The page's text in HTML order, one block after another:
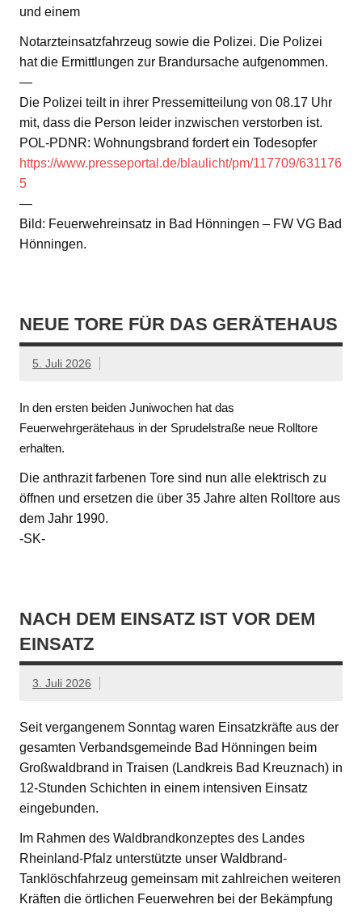
und einem
Notarzteinsatzfahrzeug sowie die Polizei. Die Polizei
hat die Ermittlungen zur Brandursache aufgenommen.
—
Die Polizei teilt in ihrer Pressemitteilung von 08.17 Uhr
mit, dass die Person leider inzwischen verstorben ist.
POL-PDNR: Wohnungsbrand fordert ein Todesopfer
https://www.presseportal.de/blaulicht/pm/117709/631176
5
—
Bild: Feuerwehreinsatz in Bad Hönningen – FW VG Bad
Hönningen.
NEUE TORE FÜR DAS GERÄTEHAUS
5. Juli 2026
In den ersten beiden Juniwochen hat das
Feuerwehrgerätehaus in der Sprudelstraße neue Rolltore
erhalten.
Die anthrazit farbenen Tore sind nun alle elektrisch zu
öffnen und ersetzen die über 35 Jahre alten Rolltore aus
dem Jahr 1990.
-SK-
NACH DEM EINSATZ IST VOR DEM
EINSATZ
3. Juli 2026
Seit vergangenem Sonntag waren Einsatzkräfte aus der
gesamten Verbandsgemeinde Bad Hönningen beim
Großwaldbrand in Traisen (Landkreis Bad Kreuznach) in
12-Stunden Schichten in einem intensiven Einsatz
eingebunden.
Im Rahmen des Waldbrandkonzeptes des Landes
Rheinland-Pfalz unterstützte unser Waldbrand-
Tanklöschfahrzeug gemeinsam mit zahlreichen weiteren
Kräften die örtlichen Feuerwehren bei der Bekämpfung